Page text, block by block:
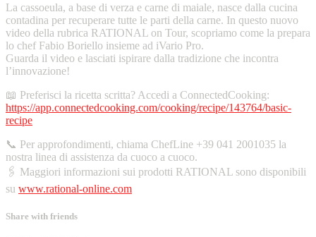
La cassoeula, a base di verza e carne di maiale, nasce dalla cucina
contadina per recuperare tutte le parti della carne. In questo nuovo
video della rubrica RATIONAL on Tour, scopriamo come la prepara
lo chef Fabio Boriello insieme ad iVario Pro.
Guarda il video e lasciati ispirare dalla tradizione che incontra
l’innovazione!
📖 Preferisci la ricetta scritta? Accedi a ConnectedCooking:
https://app.connectedcooking.com/cooking/recipe/143764/basic-
recipe
📞 Per approfondimenti, chiama ChefLine +39 041 2001035 la
nostra linea di assistenza da cuoco a cuoco.
🖇️ Maggiori informazioni sui prodotti RATIONAL sono disponibili
su www.rational-online.com
Share with friends